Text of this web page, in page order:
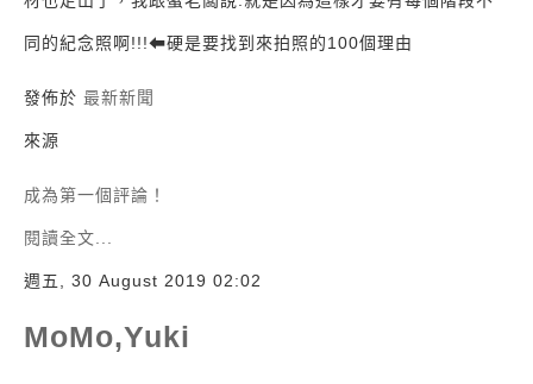
同的紀念照啊!!!⬅硬是要找到來拍照的100個理由
發佈於 最新新聞
來源
成為第一個評論！
閱讀全文...
週五, 30 August 2019 02:02
MoMo,Yuki